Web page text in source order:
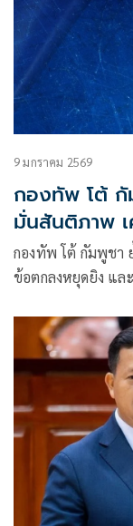
9 มกราคม 2569
กองทัพ โต้ กั
มั่นสันติภาพ
กองทัพ โต้ กัมพูชา
ข้อตกลงหยุดยิง แล